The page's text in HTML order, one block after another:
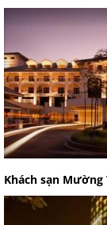
Khách sạn Mường